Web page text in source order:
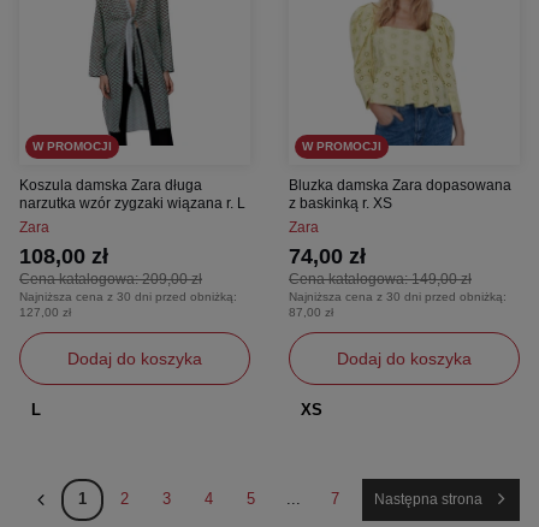
W PROMOCJI
Koszula damska Zara długa
narzutka wzór zygzaki wiązana r. L
Zara
Cena katalogowa:209,00 zł
108,00 zł
Najniższa cena z 30 dni przed obniżką:
127,00 zł
Dodaj do koszyka
L
W PROMOCJI
Bluzka damska Zara dopasowana
z baskinką r. XS
Zara
Cena katalogowa:149,00 zł
74,00 zł
Najniższa cena z 30 dni przed obniżką:
87,00 zł
Dodaj do koszyka
XS
1 2 3 4 5 ... 7 Następna strona